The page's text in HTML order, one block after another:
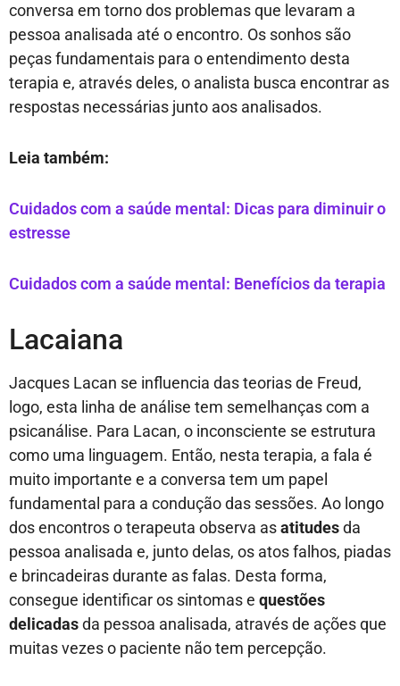
conversa em torno dos problemas que levaram a
pessoa analisada até o encontro. Os sonhos são
peças fundamentais para o entendimento desta
terapia e, através deles, o analista busca encontrar as
respostas necessárias junto aos analisados.
Leia também:
Cuidados com a saúde mental: Dicas para diminuir o
estresse
Cuidados com a saúde mental: Benefícios da terapia
Lacaiana
Jacques Lacan se influencia das teorias de Freud,
logo, esta linha de análise tem semelhanças com a
psicanálise. Para Lacan, o inconsciente se estrutura
como uma linguagem. Então, nesta terapia, a fala é
muito importante e a conversa tem um papel
fundamental para a condução das sessões. Ao longo
dos encontros o terapeuta observa asatitudesda
pessoa analisada e, junto delas, os atos falhos, piadas
e brincadeiras durante as falas. Desta forma,
consegue identificar os sintomas e questões
delicadasda pessoa analisada, através de ações que
muitas vezes o paciente não tem percepção.